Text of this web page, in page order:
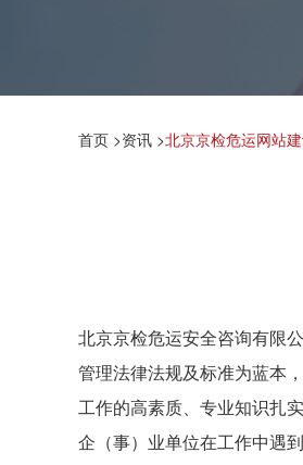
首页 >资讯 >北京京检危运网站
北京京检危运安全咨询有限
管理法律法规及标准为蓝本
工作的高素质、专业知识扎
企（事）业单位在工作中遇